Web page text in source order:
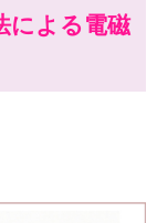
による電磁